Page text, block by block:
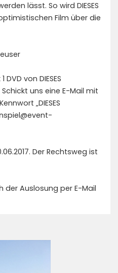
lässt. So wird DIESES
optimistischen Film über die
DVD von DIESES
Schickt uns eine E-Mail mit
„DIESES
Der Rechtsweg ist
der Auslosung per E-Mail